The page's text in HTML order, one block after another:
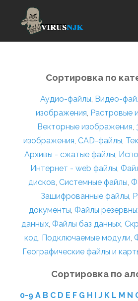
Сортировка по
Аудио-файлы, Видео-
изображения, Растровые
Векторные изображения,
изображения, CAD-файлы,
Архивы - сжатые файлы,
Интернет - web файлы,
дисков, Системные файлы,
Зашифрованные файлы,
документы, Файлы
данных, Файлы баз данных,
код, Подключаемые модули,
Географические файлы и
Сортировка по
0-9 A B C D E F G H I J K L M N